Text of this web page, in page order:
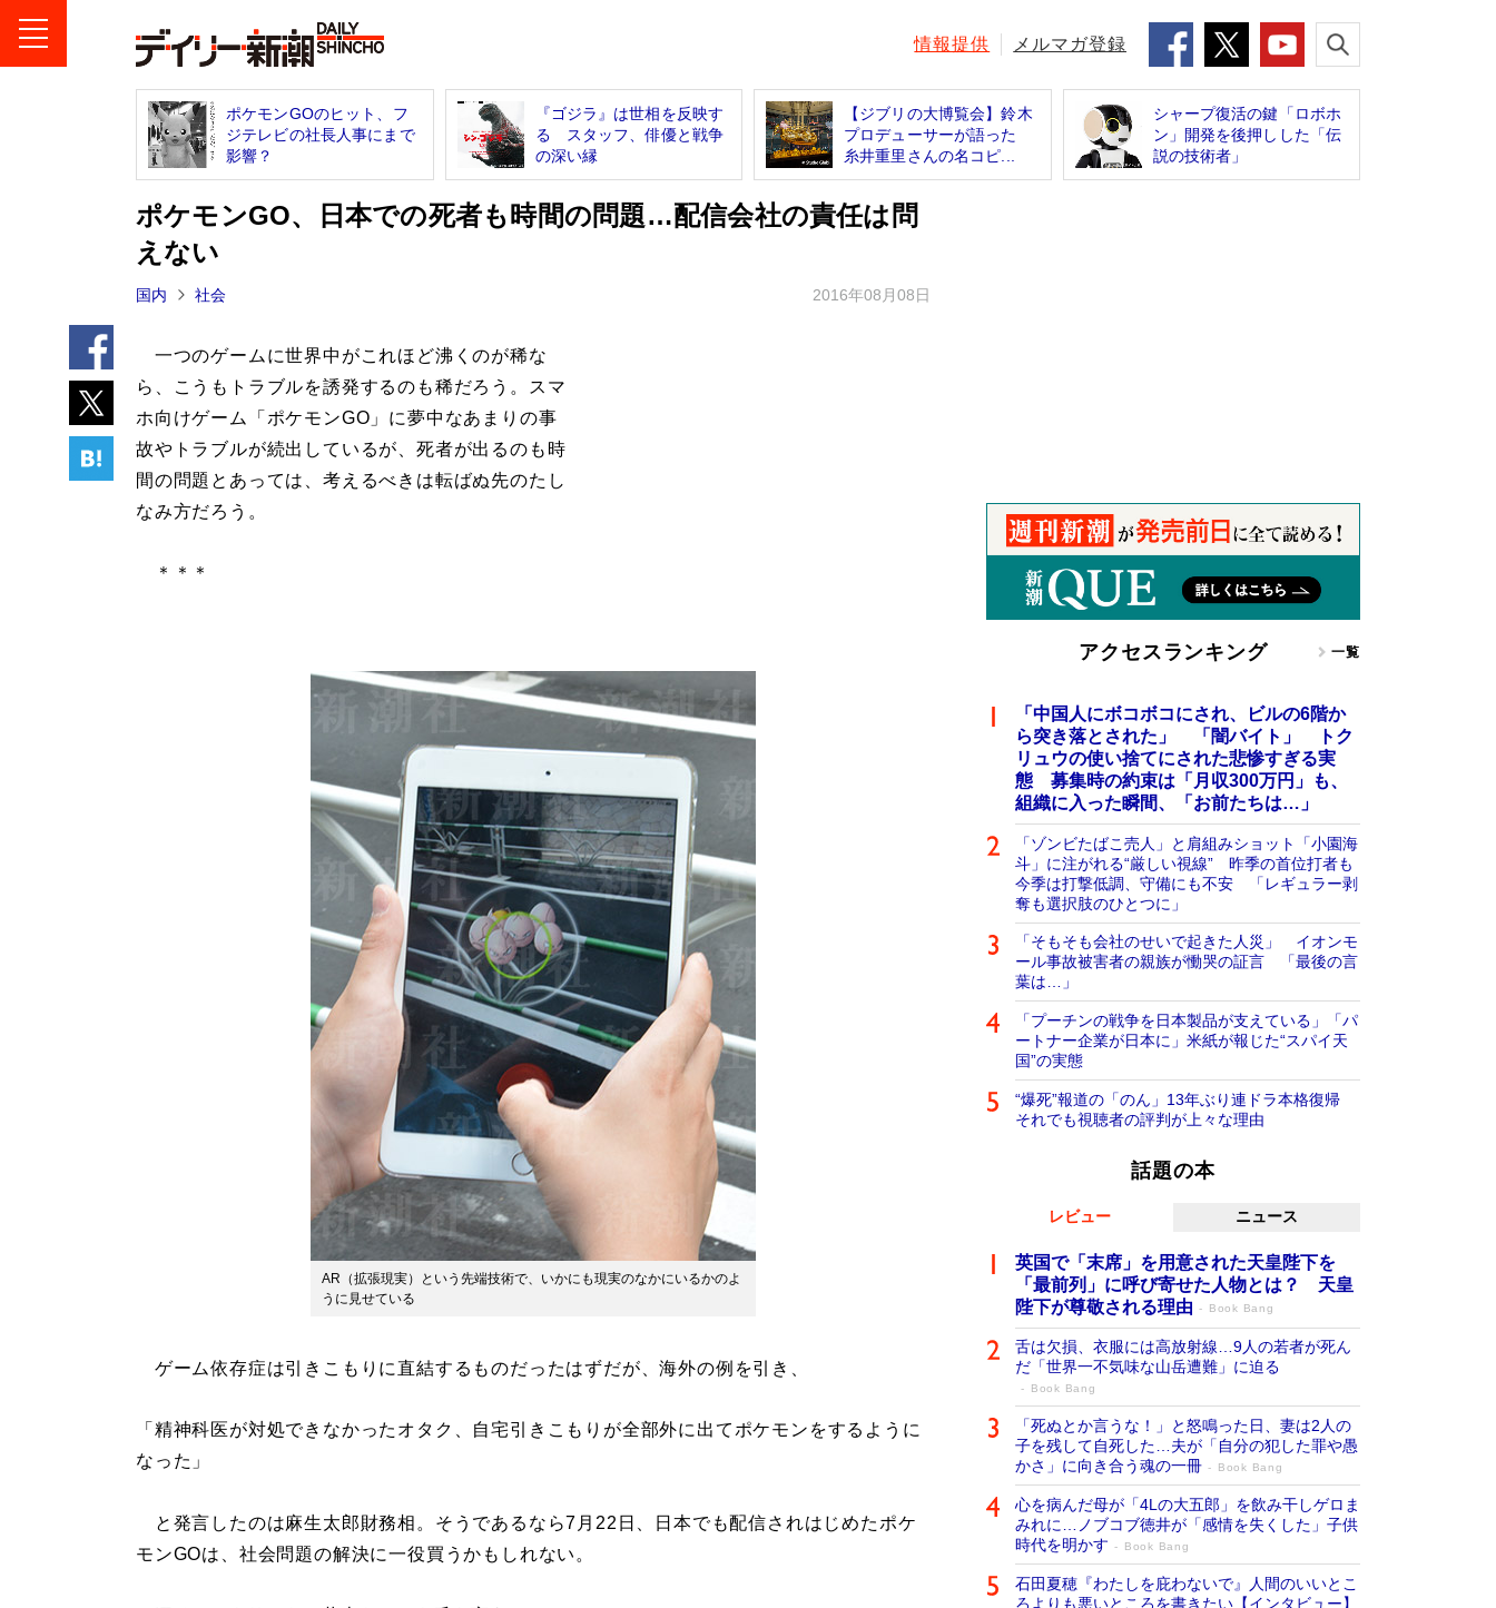
情報提供 メルマガ登録
ポケモンGOのヒット、フ
ジテレビの社長人事にまで
影響？
『ゴジラ』は世相を反映す
る スタッフ、俳優と戦争
の深い縁
【ジブリの大博覧会】鈴木
プロデューサーが語った
糸井重里さんの名コピ...
シャープ復活の鍵「ロボホ
ン」開発を後押しした「伝
説の技術者」
ポケモンGO、日本での死者も時間の問題…配信会社の責任は問
えない
国内 社会 2016年08月08日
一つのゲームに世界中がこれほど沸くのが稀な
ら、こうもトラブルを誘発するのも稀だろう。スマ
ホ向けゲーム「ポケモンGO」に夢中なあまりの事
故やトラブルが続出しているが、死者が出るのも時
間の問題とあっては、考えるべきは転ばぬ先のたし
なみ方だろう。
＊＊＊
AR（拡張現実）という先端技術で、いかにも現実のなかにいるかのよ
うに見せている
ゲーム依存症は引きこもりに直結するものだったはずだが、海外の例を引き、
「精神科医が対処できなかったオタク、自宅引きこもりが全部外に出てポケモンをするように
なった」
と発言したのは麻生太郎財務相。そうであるなら7月22日、日本でも配信されはじめたポケ
モンGOは、社会問題の解決に一役買うかもしれない。
アクセスランキング 一覧
「中国人にボコボコにされ、ビルの6階か
ら突き落とされた」 「闇バイト」 トク
リュウの使い捨てにされた悲惨すぎる実
態 募集時の約束は「月収300万円」も、
組織に入った瞬間、「お前たちは…」
「ゾンビたばこ売人」と肩組みショット「小園海
斗」に注がれる“厳しい視線” 昨季の首位打者も
今季は打撃低調、守備にも不安 「レギュラー剥
奪も選択肢のひとつに」
「そもそも会社のせいで起きた人災」 イオンモ
ール事故被害者の親族が慟哭の証言 「最後の言
葉は…」
「プーチンの戦争を日本製品が支えている」「パ
ートナー企業が日本に」米紙が報じた“スパイ天
国”の実態
“爆死”報道の「のん」13年ぶり連ドラ本格復帰
それでも視聴者の評判が上々な理由
話題の本
レビュー ニュース
英国で「末席」を用意された天皇陛下を
「最前列」に呼び寄せた人物とは？ 天皇
陛下が尊敬される理由
Book Bang
舌は欠損、衣服には高放射線…9人の若者が死ん
だ「世界一不気味な山岳遭難」に迫る
Book Bang
「死ぬとか言うな！」と怒鳴った日、妻は2人の
子を残して自死した…夫が「自分の犯した罪や愚
かさ」に向き合う魂の一冊
Book Bang
心を病んだ母が「4Lの大五郎」を飲み干しゲロま
みれに…ノブコブ徳井が「感情を失くした」子供
時代を明かす
Book Bang
石田夏穂『わたしを庇わないで』人間のいいとこ
ろよりも悪いところを書きたい【インタビュー】